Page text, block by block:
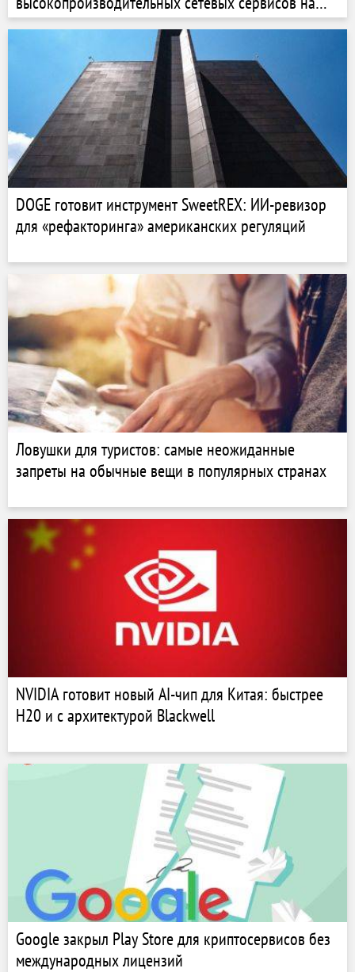
языке Rust
DOGE готовит инструмент SweetREX: ИИ-ревизор
для «рефакторинга» американских регуляций
Ловушки для туристов: самые неожиданные
запреты на обычные вещи в популярных странах
NVIDIA готовит новый AI-чип для Китая: быстрее
H20 и с архитектурой Blackwell
Google закрыл Play Store для криптосервисов без
международных лицензий